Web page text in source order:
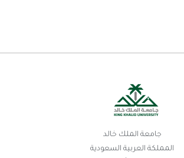
جامعة الملك خالد
المملكة العربية السعودية